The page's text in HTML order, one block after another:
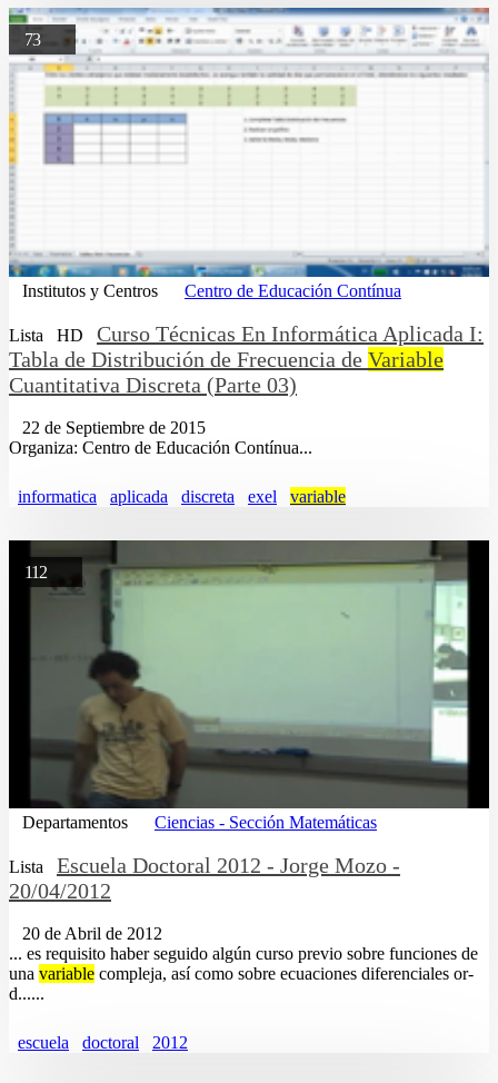
73
Institutos y Centros Centro de Educación Contínua
Lista HD
Curso Técnicas En Informática Aplicada I:
Tabla de Distribución de Frecuencia de Variable
Cuantitativa Discreta (Parte 03)
22 de Septiembre de 2015
Organiza: Centro de Educación Contínua...
informatica aplicada discreta exel variable
112
Departamentos Ciencias - Sección Matemáticas
Lista
Escuela Doctoral 2012 - Jorge Mozo -
20/04/2012
20 de Abril de 2012
... es requisito haber seguido algún curso previo sobre funciones de
una variable compleja, así como sobre ecuaciones diferenciales or-
d......
escuela doctoral 2012